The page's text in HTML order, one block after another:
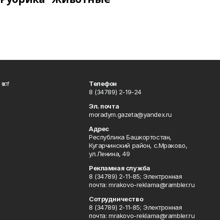
Телефон
8 (34789) 2-19-24
Эл. почта
moradym.gazeta@yandex.ru
Адрес
Республика Башкортостан,
Кугарчинский район, с.Мраково,
ул.Ленина, 49
Рекламная служба
8 (34789) 2-11-85; Электронная
почта: mrakovo-reklama@rambler.ru
Сотрудничество
8 (34789) 2-11-85; Электронная
почта: mrakovo-reklama@rambler.ru